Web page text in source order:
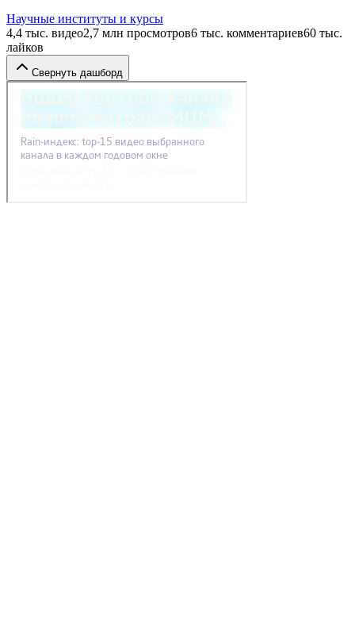
Научные институты и курсы
4,4 тыс. видео2,7 млн просмотров6 тыс. комментариев60 тыс.
лайков
Свернуть дашборд